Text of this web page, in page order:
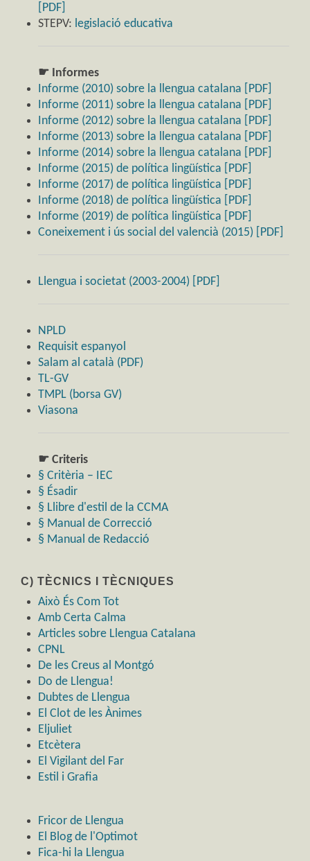
[PDF]
STEPV: legislació educativa
☛ Informes
Informe (2010) sobre la llengua catalana [PDF]
Informe (2011) sobre la llengua catalana [PDF]
Informe (2012) sobre la llengua catalana [PDF]
Informe (2013) sobre la llengua catalana [PDF]
Informe (2014) sobre la llengua catalana [PDF]
Informe (2015) de política lingüística [PDF]
Informe (2017) de política lingüística [PDF]
Informe (2018) de política lingüística [PDF]
Informe (2019) de política lingüística [PDF]
Coneixement i ús social del valencià (2015) [PDF]
Llengua i societat (2003-2004) [PDF]
NPLD
Requisit espanyol
Salam al català (PDF)
TL-GV
TMPL (borsa GV)
Viasona
☛ Criteris
§ Critèria – IEC
§ Ésadir
§ Llibre d'estil de la CCMA
§ Manual de Correcció
§ Manual de Redacció
C) TÈCNICS I TÈCNIQUES
Això És Com Tot
Amb Certa Calma
Articles sobre Llengua Catalana
CPNL
De les Creus al Montgó
Do de Llengua!
Dubtes de Llengua
El Clot de les Ànimes
Eljuliet
Etcètera
El Vigilant del Far
Estil i Grafia
Fricor de Llengua
El Blog de l'Optimot
Fica-hi la Llengua